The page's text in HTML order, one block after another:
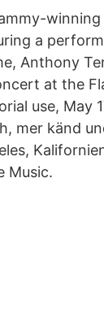
a
Anthony
at the
use, May
mer känd
Music.